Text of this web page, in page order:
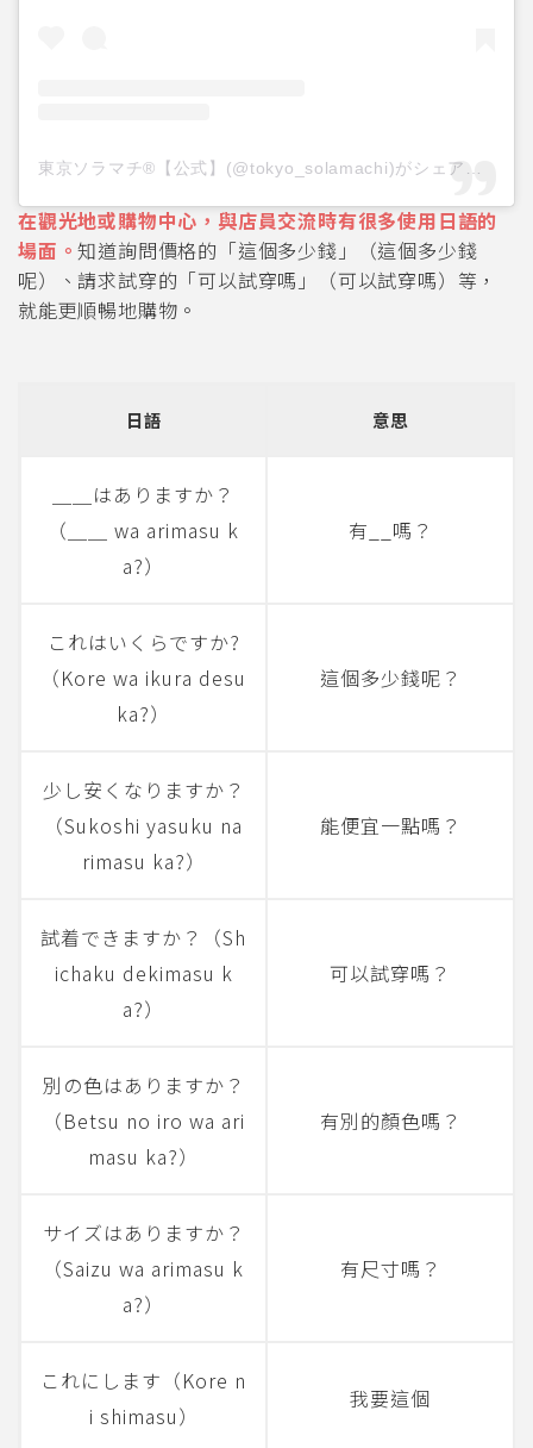
在觀光地或購物中心，與店員交流時有很多使用日語的
場面。知道詢問價格的「這個多少錢」（這個多少錢
呢）、請求試穿的「可以試穿嗎」（可以試穿嗎）等，
就能更順暢地購物。
日語 意思
＿＿はありますか？
（＿＿ wa arimasu k
a?）
有__嗎？
これはいくらですか?
（Kore wa ikura desu
ka?）
這個多少錢呢？
少し安くなりますか？
（Sukoshi yasuku na
rimasu ka?）
能便宜一點嗎？
試着できますか？（Sh
ichaku dekimasu k
a?）
可以試穿嗎？
別の色はありますか？
（Betsu no iro wa ari
masu ka?）
有別的顏色嗎？
サイズはありますか？
（Saizu wa arimasu k
a?）
有尺寸嗎？
これにします（Kore n
i shimasu）
我要這個